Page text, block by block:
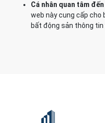
Cá nhân quan tâm
web này cung cấp
bất động sản thông